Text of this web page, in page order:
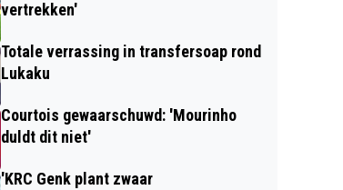
vertrekken'
Totale verrassing in transfersoap rond
Lukaku
Courtois gewaarschuwd: 'Mourinho
duldt dit niet'
'KRC Genk plant zwaar